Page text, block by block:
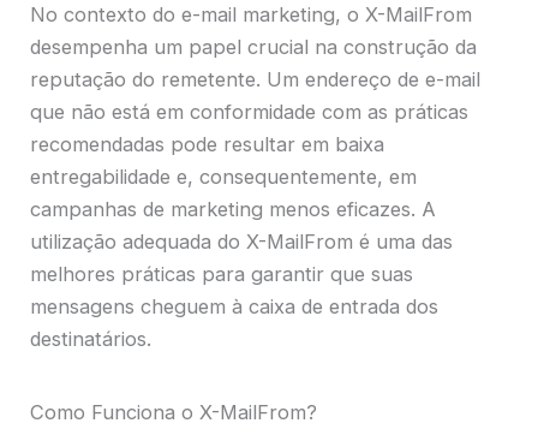
No contexto do e-mail marketing, o X-MailFrom
desempenha um papel crucial na construção da
reputação do remetente. Um endereço de e-mail
que não está em conformidade com as práticas
recomendadas pode resultar em baixa
entregabilidade e, consequentemente, em
campanhas de marketing menos eficazes. A
utilização adequada do X-MailFrom é uma das
melhores práticas para garantir que suas
mensagens cheguem à caixa de entrada dos
destinatários.
Como Funciona o X-MailFrom?